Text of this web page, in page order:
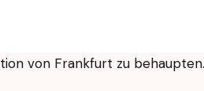
von Frankfurt zu